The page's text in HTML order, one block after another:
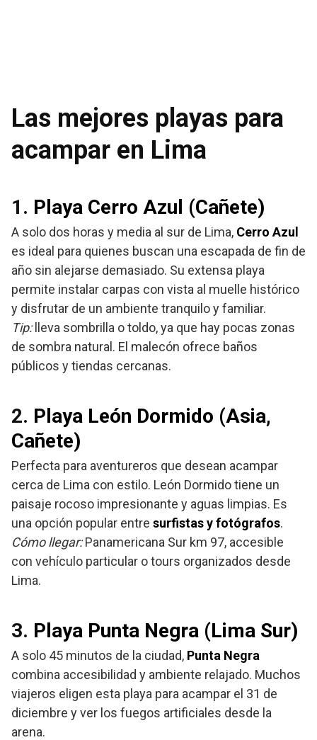
Las mejores playas para
acampar en Lima
1. Playa Cerro Azul (Cañete)
A solo dos horas y media al sur de Lima, Cerro Azul
es ideal para quienes buscan una escapada de fin de
año sin alejarse demasiado. Su extensa playa
permite instalar carpas con vista al muelle histórico
y disfrutar de un ambiente tranquilo y familiar.
Tip:lleva sombrilla o toldo, ya que hay pocas zonas
de sombra natural. El malecón ofrece baños
públicos y tiendas cercanas.
2. Playa León Dormido (Asia,
Cañete)
Perfecta para aventureros que desean acampar
cerca de Lima con estilo. León Dormido tiene un
paisaje rocoso impresionante y aguas limpias. Es
una opción popular entre surfistas y fotógrafos.
Cómo llegar:Panamericana Sur km 97, accesible
con vehículo particular o tours organizados desde
Lima.
3. Playa Punta Negra (Lima Sur)
A solo 45 minutos de la ciudad, Punta Negra
combina accesibilidad y ambiente relajado. Muchos
viajeros eligen esta playa para acampar el 31 de
diciembre y ver los fuegos artificiales desde la
arena.